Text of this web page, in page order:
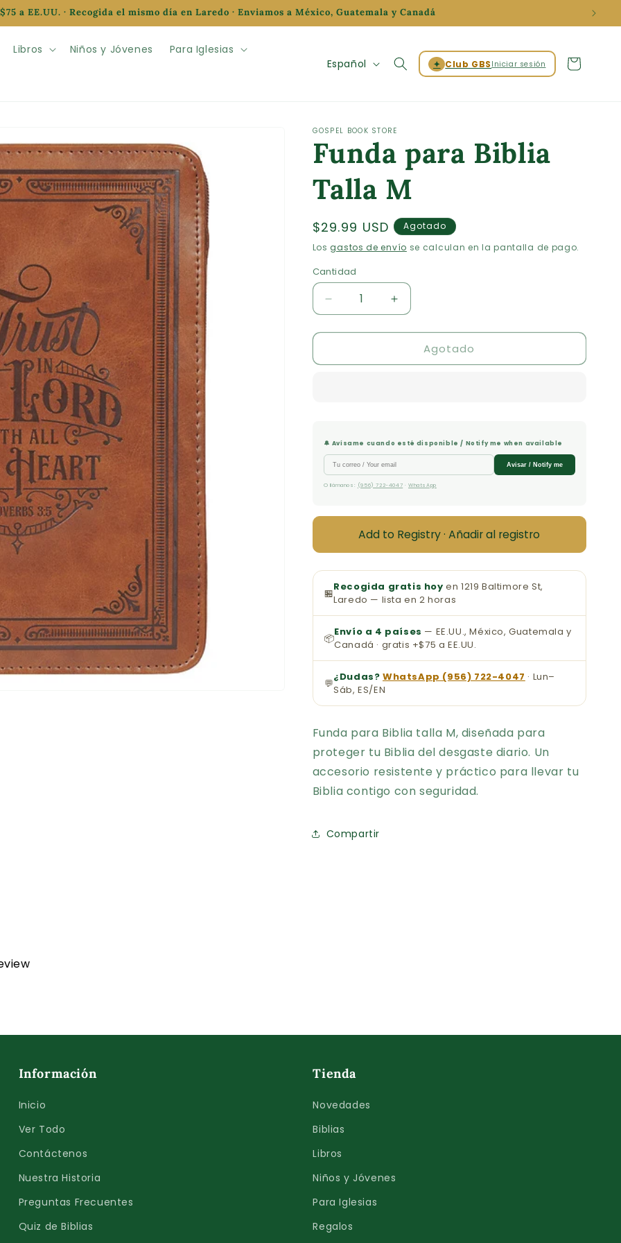
a EE.UU. · Recogida el mismo día en Laredo · Enviamos a México, Guatemala y Canadá
Libros Niños y Jóvenes Para Iglesias
o
m
a
Español ✦ Club GBS Iniciar sesión
Iniciar
sesión
Carrito
GOSPEL BOOK STORE
Funda para Biblia
Talla M
Precio
habitual
$29.99 USD
Agotado
Losgastos de envío se calculan en la pantalla de pago.
Cantidad
Cantidad
Reducir
cantidad
para
para
Aumentar
cantidad
para
Funda
para
Agotado
🔔 Avísame cuando esté disponible / Notify me when available
Avisar / Notify me
O llámanos: (956) 722-4047 ·WhatsApp
Add to Registry · Añadir al registro
🏪Recogida gratis hoy en 1219 Baltimore St,
Laredo — lista en 2 horas
📦Envío a 4 países — EE.UU., México, Guatemala y
Canadá · gratis +$75 a EE.UU.
💬¿Dudas? WhatsApp (956) 722-4047 · Lun–
Sáb, ES/EN
Funda para Biblia talla M, diseñada para
proteger tu Biblia del desgaste diario. Un
accesorio resistente y práctico para llevar tu
Biblia contigo con seguridad.
Compartir
Información
Inicio
Ver Todo
Contáctenos
Nuestra Historia
Preguntas Frecuentes
Quiz de Biblias
Tienda
Novedades
Biblias
Libros
Niños y Jóvenes
Para Iglesias
Regalos